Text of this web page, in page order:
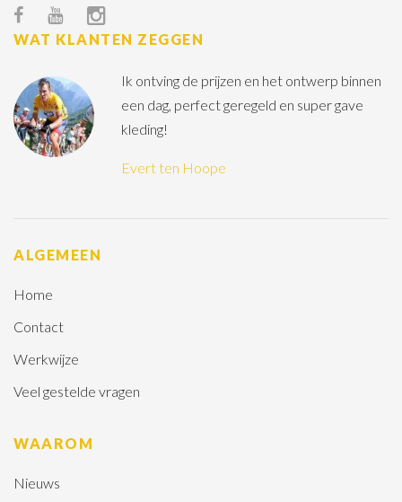
WAT KLANTEN ZEGGEN
Ik ontving de prijzen en het ontwerp binnen
een dag, perfect geregeld en super gave
kleding!
Evert ten Hoope
ALGEMEEN
Home
Contact
Werkwijze
Veel gestelde vragen
WAAROM
Nieuws